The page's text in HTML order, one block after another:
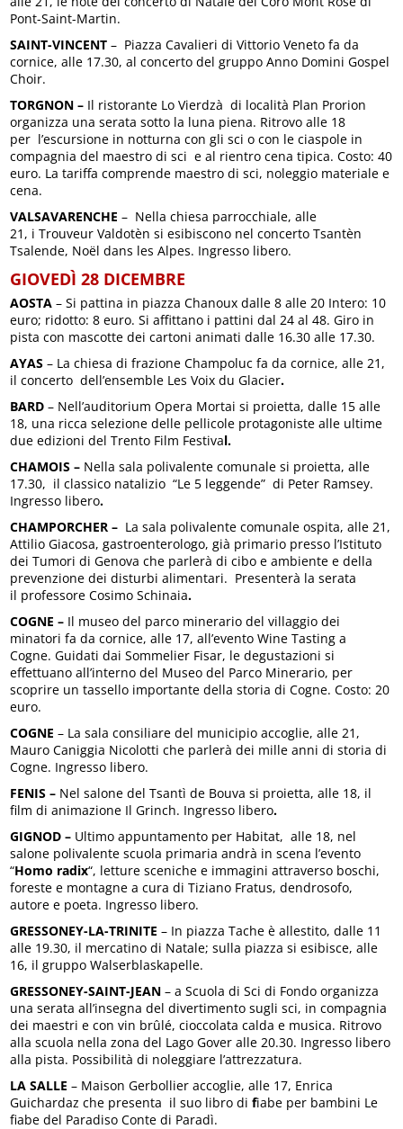
Pont-Saint-Martin.
SAINT-VINCENT – Piazza Cavalieri di Vittorio Veneto fa da
cornice, alle 17.30, al concerto del gruppo Anno Domini Gospel
Choir.
TORGNON – Il ristorante Lo Vierdzà di località Plan Prorion
organizza una serata sotto la luna piena. Ritrovo alle 18
per l’escursione in notturna con gli sci o con le ciaspole in
compagnia del maestro di sci e al rientro cena tipica. Costo: 40
euro. La tariffa comprende maestro di sci, noleggio materiale e
cena.
VALSAVARENCHE – Nella chiesa parrocchiale, alle
21, i Trouveur Valdotèn si esibiscono nel concerto Tsantèn
Tsalende, Noël dans les Alpes. Ingresso libero.
GIOVEDÌ 28 DICEMBRE
AOSTA – Si pattina in piazza Chanoux dalle 8 alle 20 Intero: 10
euro; ridotto: 8 euro. Si affittano i pattini dal 24 al 48. Giro in
pista con mascotte dei cartoni animati dalle 16.30 alle 17.30.
AYAS – La chiesa di frazione Champoluc fa da cornice, alle 21,
il concerto dell’ensemble Les Voix du Glacier.
BARD – Nell’auditorium Opera Mortai si proietta, dalle 15 alle
18, una ricca selezione delle pellicole protagoniste alle ultime
due edizioni del Trento Film Festival.
CHAMOIS – Nella sala polivalente comunale si proietta, alle
17.30, il classico natalizio “Le 5 leggende” di Peter Ramsey.
Ingresso libero.
CHAMPORCHER – La sala polivalente comunale ospita, alle 21,
Attilio Giacosa, gastroenterologo, già primario presso l’Istituto
dei Tumori di Genova che parlerà di cibo e ambiente e della
prevenzione dei disturbi alimentari. Presenterà la serata
il professore Cosimo Schinaia.
COGNE – Il museo del parco minerario del villaggio dei
minatori fa da cornice, alle 17, all’evento Wine Tasting a
Cogne. Guidati dai Sommelier Fisar, le degustazioni si
effettuano all’interno del Museo del Parco Minerario, per
scoprire un tassello importante della storia di Cogne. Costo: 20
euro.
COGNE – La sala consiliare del municipio accoglie, alle 21,
Mauro Caniggia Nicolotti che parlerà dei mille anni di storia di
Cogne. Ingresso libero.
FENIS – Nel salone del Tsantì de Bouva si proietta, alle 18, il
film di animazione Il Grinch. Ingresso libero.
GIGNOD – Ultimo appuntamento per Habitat, alle 18, nel
salone polivalente scuola primaria andrà in scena l’evento
“Homo radix“, letture sceniche e immagini attraverso boschi,
foreste e montagne a cura di Tiziano Fratus, dendrosofo,
autore e poeta. Ingresso libero.
GRESSONEY-LA-TRINITE – In piazza Tache è allestito, dalle 11
alle 19.30, il mercatino di Natale; sulla piazza si esibisce, alle
16, il gruppo Walserblaskapelle.
GRESSONEY-SAINT-JEAN – a Scuola di Sci di Fondo organizza
una serata all’insegna del divertimento sugli sci, in compagnia
dei maestri e con vin brûlé, cioccolata calda e musica. Ritrovo
alla scuola nella zona del Lago Gover alle 20.30. Ingresso libero
alla pista. Possibilità di noleggiare l’attrezzatura.
LA SALLE – Maison Gerbollier accoglie, alle 17, Enrica
Guichardaz che presenta il suo libro difiabe per bambini Le
fiabe del Paradiso Conte di Paradì.